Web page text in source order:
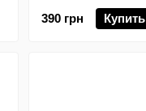
390 грн
Купить